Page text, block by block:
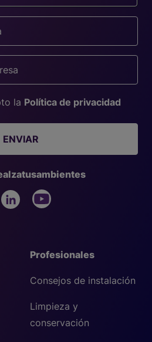
Profesionales
Consejos de instalación
Limpieza y
conservación
la Política de privacidad
ENVIAR